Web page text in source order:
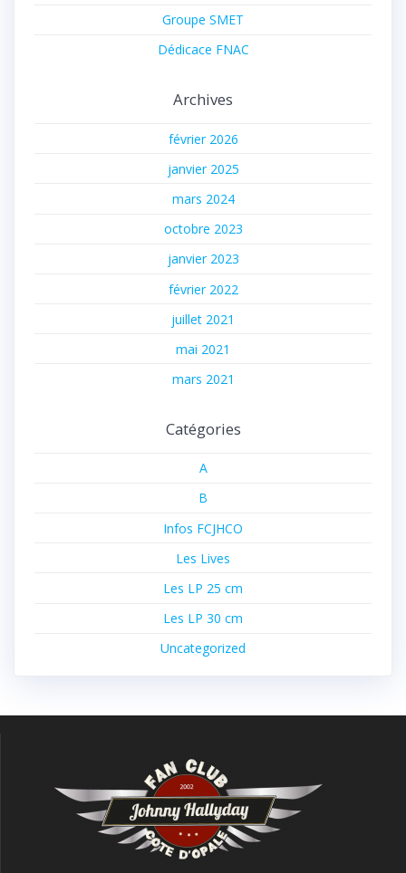
Groupe SMET
Dédicace FNAC
Archives
février 2026
janvier 2025
mars 2024
octobre 2023
janvier 2023
février 2022
juillet 2021
mai 2021
mars 2021
Catégories
A
B
Infos FCJHCO
Les Lives
Les LP 25 cm
Les LP 30 cm
Uncategorized